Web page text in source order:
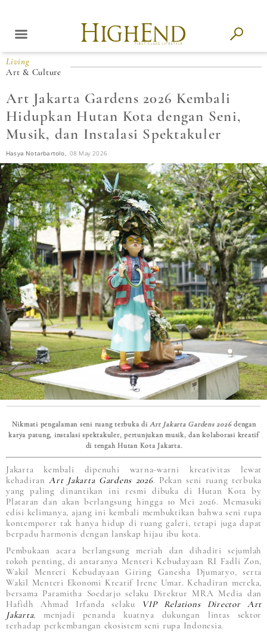
Living
Art & Culture
Art Jakarta Gardens 2026 Kembali
Hidupkan Hutan Kota dengan Seni,
Musik, dan Instalasi Spektakuler
Hasya Notarbartolo, 08 May 2026
Nikmati pengalaman seni ruang terbuka diArt Jakarta Gardens 2026 dengan
karya patung, instalasi spektakuler, pertunjukan musik, dan kolaborasi kreatif
di tengah Hutan Kota Jakarta.
Jakarta kembali dipenuhi warna-warni kreativitas lewat
kehadiranArt Jakarta Gardens 2026. Pekan seni ruang terbuka
yang paling dinantikan ini resmi dibuka di Hutan Kota by
Plataran dan akan berlangsung hingga 10 Mei 2026. Memasuki
edisi kelimanya, ajang ini kembali membuktikan bahwa seni rupa
kontemporer tak hanya hidup di ruang galeri, tetapi juga dapat
berpadu harmonis dengan lanskap hijau ibu kota.
Pembukaan acara berlangsung meriah dan dihadiri sejumlah
tokoh penting, di antaranya Menteri Kebudayaan RI Fadli Zon,
Wakil Menteri Kebudayaan Giring Ganesha Djumaryo, serta
Wakil Menteri Ekonomi Kreatif Irene Umar. Kehadiran mereka,
bersama Paramitha Soedarjo selaku Direktur MRA Media dan
Hafidh Ahmad Irfanda selaku
VIP Relations Director Art
Jakarta, menjadi penanda kuatnya dukungan lintas sektor
terhadap perkembangan ekosistem seni rupa Indonesia.